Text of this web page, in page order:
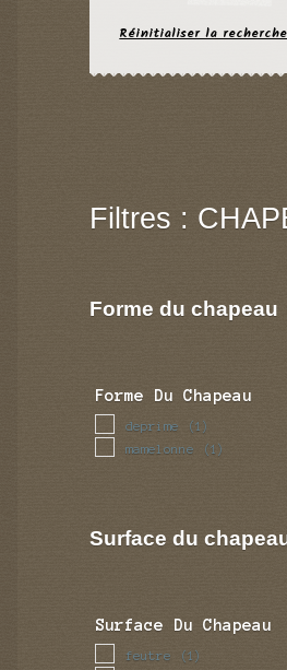
Réinitialiser la recherche
Filtres :
Forme du chapeau
Forme Du Chapeau
deprime (1)
mamelonne (1)
Surface du
Surface Du Chapeau
feutre (1)